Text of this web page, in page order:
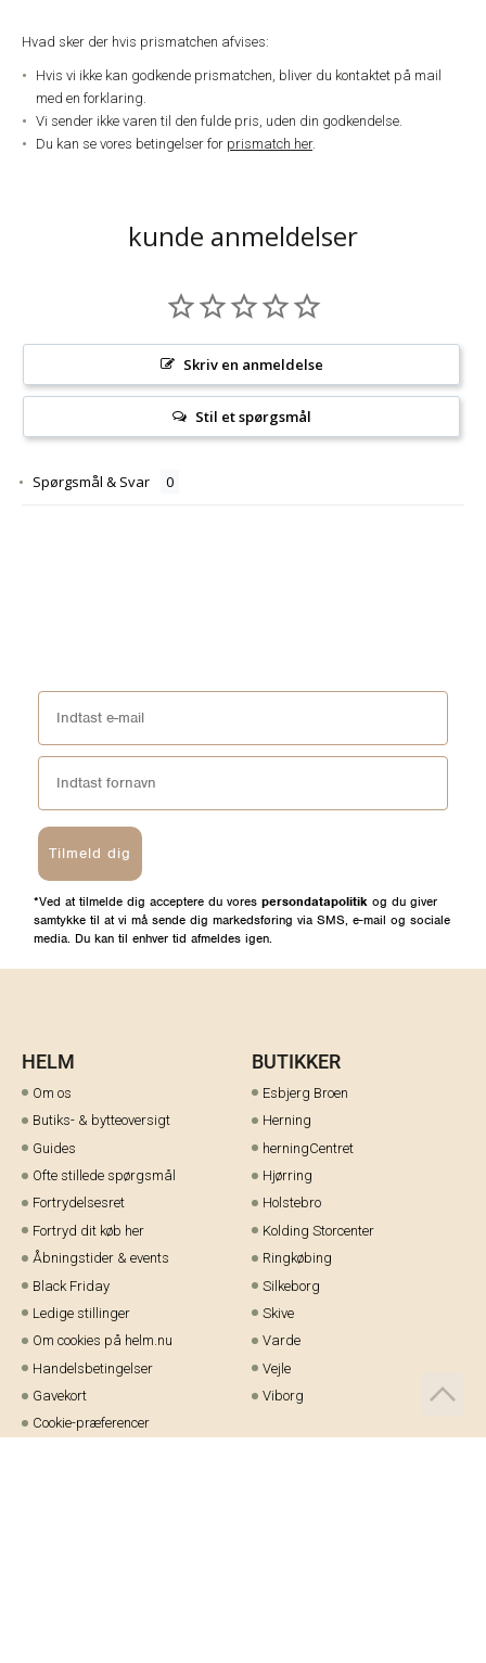
Hvad sker der hvis prismatchen afvises:
Hvis vi ikke kan godkende prismatchen, bliver du kontaktet på mail
med en forklaring.
Vi sender ikke varen til den fulde pris, uden din godkendelse.
Du kan se vores betingelser for prismatch her.
kunde anmeldelser
Skriv en anmeldelse
Stil et spørgsmål
Spørgsmål & Svar
Tilmeld dig
*Ved at tilmelde dig acceptere du vores persondatapolitik og du giver
samtykke til at vi må sende dig markedsføring via SMS, e-mail og sociale
media. Du kan til enhver tid afmeldes igen.
HELM
Om os
Butiks- & bytteoversigt
Guides
Ofte stillede spørgsmål
Fortrydelsesret
Fortryd dit køb her
Åbningstider & events
Black Friday
Ledige stillinger
Om cookies på helm.nu
Handelsbetingelser
Gavekort
Cookie-præferencer
BUTIKKER
Esbjerg Broen
Herning
herningCentret
Hjørring
Holstebro
Kolding Storcenter
Ringkøbing
Silkeborg
Skive
Varde
Vejle
Viborg